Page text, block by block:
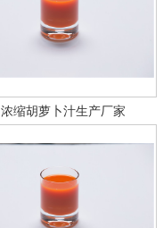
工艺介绍
联系我们
浓缩胡萝卜汁生产厂家